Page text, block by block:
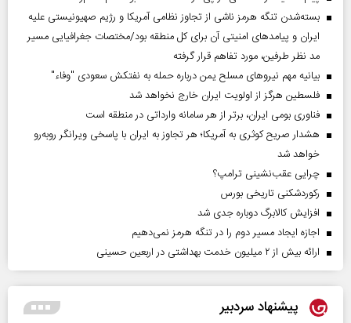
بسته‌شدن تنگه هرمز ناشی از تجاوز نظامی آمریکا و رژیم صهیونیستی علیه
ایران و پیامد‌های امنیتی آن برای کل منطقه بود/مختصات جغرافیایی مسیر
مد نظر طرفین، مورد تفاهم قرار گرفته
بیانیه مهم نیروهای مسلح یمن درباره حمله به نفتکش سعودی "وفاء"
فلسطین هرگز از اولویت ایران خارج نخواهد شد
فناوری بومی ایران، برتر از هر سامانه وارداتی در منطقه است
هشدار صریح کوثری به آمریکا؛ هر تجاوز به ایران با پاسخی ویرانگر روبه‌رو
خواهد شد
چرایی عقب‌نشینی ترامپ؟
رکوردشکنی تاریخی بورس
افزایش کالابرگ دوباره جدی شد
اجازه ایجاد مسیر دوم را در تنگه هرمز نمی‌دهیم
ارائه بیش از ۲ میلیون خدمت بهداشتی در اربعین حسینی
پیشنهاد سردبیر